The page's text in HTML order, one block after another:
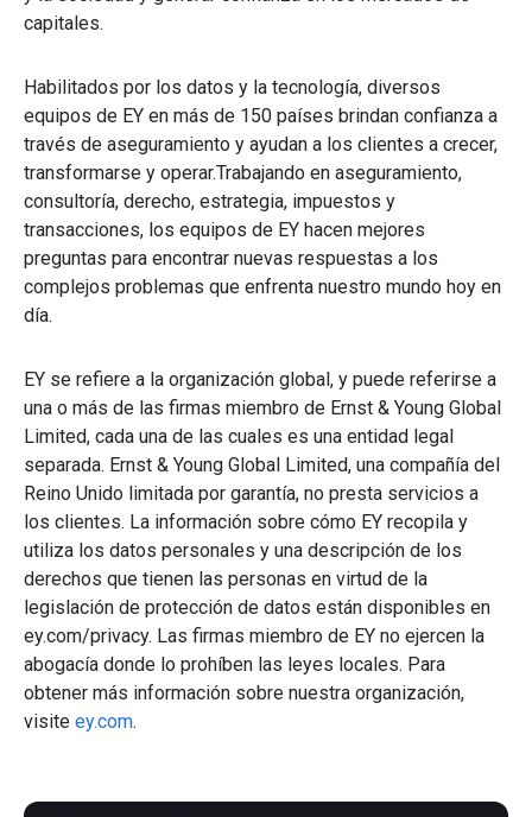
capitales.
Habilitados por los datos y la tecnología, diversos
equipos de EY en más de 150 países brindan confianza a
través de aseguramiento y ayudan a los clientes a crecer,
transformarse y operar.Trabajando en aseguramiento,
consultoría, derecho, estrategia, impuestos y
transacciones, los equipos de EY hacen mejores
preguntas para encontrar nuevas respuestas a los
complejos problemas que enfrenta nuestro mundo hoy en
día.
EY se refiere a la organización global, y puede referirse a
una o más de las firmas miembro de Ernst & Young Global
Limited, cada una de las cuales es una entidad legal
separada. Ernst & Young Global Limited, una compañía del
Reino Unido limitada por garantía, no presta servicios a
los clientes. La información sobre cómo EY recopila y
utiliza los datos personales y una descripción de los
derechos que tienen las personas en virtud de la
legislación de protección de datos están disponibles en
ey.com/privacy. Las firmas miembro de EY no ejercen la
abogacía donde lo prohíben las leyes locales. Para
obtener más información sobre nuestra organización,
visite ey.com.